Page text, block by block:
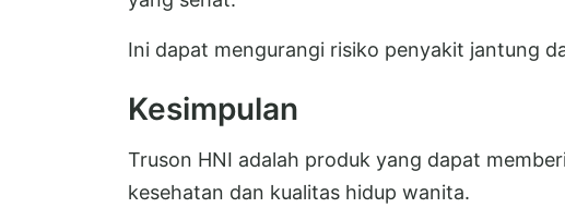
Ini dapat mengurangi risiko penyakit jantung
Kesimpulan
Truson HNI adalah produk yang dapat
kesehatan dan kualitas hidup wanita.